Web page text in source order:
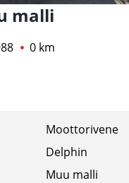
malli
0 km
Moottorivene
Delphin
Muu malli